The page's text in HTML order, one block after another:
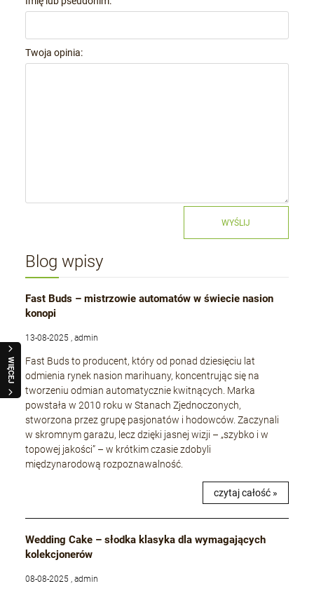
WIĘCEJ
Twoja opinia:
WYŚLIJ
Blog wpisy
Fast Buds – mistrzowie automatów w świecie nasion
konopi
13-08-2025 , admin
Fast Buds to producent, który od ponad dziesięciu lat
odmienia rynek nasion marihuany, koncentrując się na
tworzeniu odmian automatycznie kwitnących. Marka
powstała w 2010 roku w Stanach Zjednoczonych,
stworzona przez grupę pasjonatów i hodowców. Zaczynali
w skromnym garażu, lecz dzięki jasnej wizji – „szybko i w
topowej jakości” – w krótkim czasie zdobyli
międzynarodową rozpoznawalność.
czytaj całość »
Wedding Cake – słodka klasyka dla wymagających
kolekcjonerów
08-08-2025 , admin